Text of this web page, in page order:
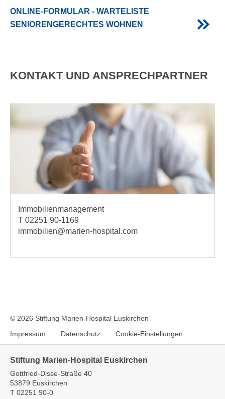
ONLINE-FORMULAR - WARTELISTE
SENIORENGERECHTES WOHNEN
KONTAKT UND ANSPRECHPARTNER
Immobilienmanagement
T 02251 90-1169
immobilien@marien-hospital.com
© 2026 Stiftung Marien-Hospital Euskirchen
Impressum
Datenschutz Cookie-Einstellungen
Stiftung Marien-Hospital Euskirchen
Gottfried-Disse-Straße 40
53879 Euskirchen
T 02251 90-0